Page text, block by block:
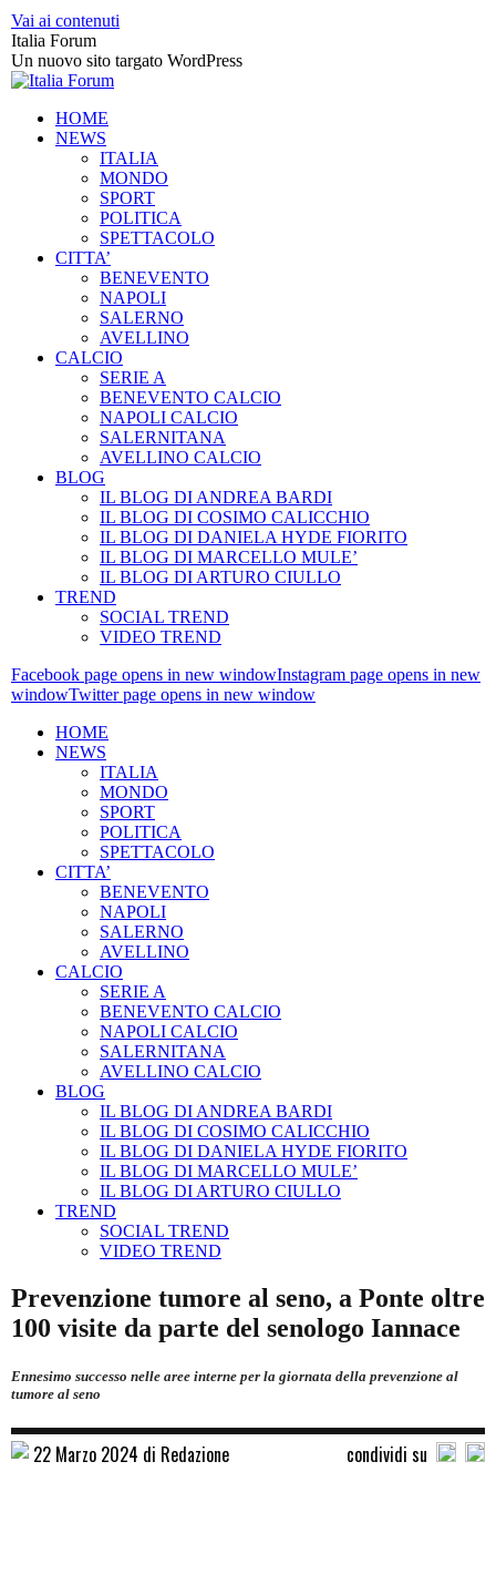
Vai ai contenuti
Italia Forum
Un nuovo sito targato WordPress
HOME
NEWS
ITALIA
MONDO
SPORT
POLITICA
SPETTACOLO
CITTA’
BENEVENTO
NAPOLI
SALERNO
AVELLINO
CALCIO
SERIE A
BENEVENTO CALCIO
NAPOLI CALCIO
SALERNITANA
AVELLINO CALCIO
BLOG
IL BLOG DI ANDREA BARDI
IL BLOG DI COSIMO CALICCHIO
IL BLOG DI DANIELA HYDE FIORITO
IL BLOG DI MARCELLO MULE’
IL BLOG DI ARTURO CIULLO
TREND
SOCIAL TREND
VIDEO TREND
Facebook page opens in new windowInstagram page opens in new
windowTwitter page opens in new window
HOME
NEWS
ITALIA
MONDO
SPORT
POLITICA
SPETTACOLO
CITTA’
BENEVENTO
NAPOLI
SALERNO
AVELLINO
CALCIO
SERIE A
BENEVENTO CALCIO
NAPOLI CALCIO
SALERNITANA
AVELLINO CALCIO
BLOG
IL BLOG DI ANDREA BARDI
IL BLOG DI COSIMO CALICCHIO
IL BLOG DI DANIELA HYDE FIORITO
IL BLOG DI MARCELLO MULE’
IL BLOG DI ARTURO CIULLO
TREND
SOCIAL TREND
VIDEO TREND
Prevenzione tumore al seno, a Ponte oltre
100 visite da parte del senologo Iannace
Ennesimo successo nelle aree interne per la giornata della prevenzione al
tumore al seno
22 Marzo 2024 di Redazione condividi su